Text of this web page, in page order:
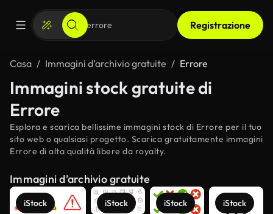
Registrazione
Casa Immagini d’archivio gratuite Errore
Immagini stock gratuite di
Errore
Esplora e scarica bellissime immagini stock di Errore per il tuo
sito web o qualsiasi progetto. Scarica gratuitamente immagini
Errore di alta qualità libere da royalty.
Immagini d’archivio gratuite
iStock iStock iStock iStock